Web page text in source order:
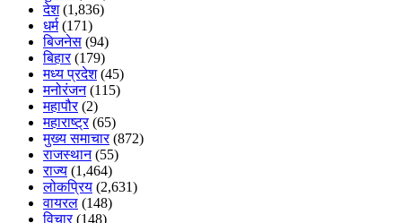
देश(1,836)
धर्म(171)
बिजनेस (94)
बिहार(179)
मध्य प्रदेश(45)
मनोरंजन(115)
महापौर(2)
महाराष्ट्र(65)
मुख्य समाचार(872)
राजस्थान(55)
राज्य (1,464)
लोकप्रिय (2,631)
वायरल (148)
विचार(148)